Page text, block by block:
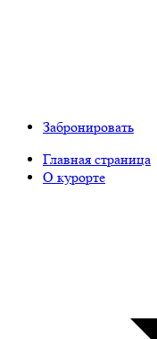
Забронировать
Главная страница
О курорте